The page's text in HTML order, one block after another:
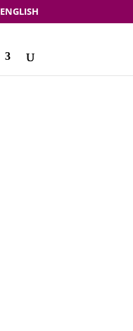
ENGLISH